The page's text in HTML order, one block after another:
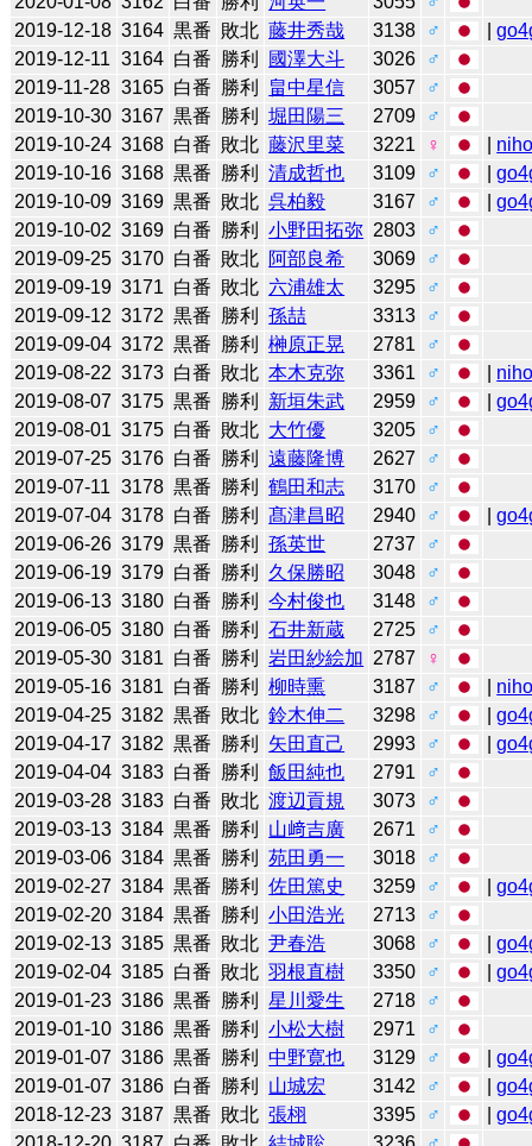
2019-12-18 3164 黒番 敗北 藤井秀哉 3138 ♂ |
2019-12-11 3164 白番 勝利 國澤大斗 3026
♂
2019-11-28 3165 白番 勝利 畠中星信 3057
♂
2019-10-30 3167 黒番 勝利 堀田陽三 2709
♂
2019-10-24 3168 白番 敗北 藤沢里菜 3221 ♀
2019-10-16 3168 黒番 勝利 清成哲也 3109 ♂ |
2019-10-09 3169 黒番 敗北 呉柏毅 3167 ♂ |
2019-10-02 3169 白番 勝利 小野田拓弥 2803
♂
2019-09-25 3170 白番 敗北 阿部良希 3069
♂
2019-09-19 3171 白番 敗北 六浦雄太 3295
♂
2019-09-12 3172 黒番 勝利 孫喆 3313
♂
2019-09-04 3172 黒番 勝利 榊原正晃 2781
♂
2019-08-22 3173 白番 敗北 本木克弥 3361 ♂
2019-08-07 3175 黒番 勝利 新垣朱武 2959 ♂ |
2019-08-01 3175 白番 敗北 大竹優 3205
♂
2019-07-25 3176 白番 勝利 遠藤隆博 2627
♂
2019-07-11 3178 黒番 勝利 鶴田和志 3170
♂
2019-07-04 3178 白番 勝利 髙津昌昭 2940 ♂ |
2019-06-26 3179 黒番 勝利 孫英世 2737
♂
2019-06-19 3179 白番 勝利 久保勝昭 3048
♂
2019-06-13 3180 白番 勝利 今村俊也 3148
♂
2019-06-05 3180 白番 勝利 石井新蔵 2725
♂
2019-05-30 3181 白番 勝利 岩田紗絵加 2787
♀
2019-05-16 3181 白番 勝利 柳時熏 3187 ♂
2019-04-25 3182 黒番 敗北 鈴木伸二 3298 ♂ |
2019-04-17 3182 黒番 勝利 矢田直己 2993 ♂ |
2019-04-04 3183 白番 勝利 飯田純也 2791
♂
2019-03-28 3183 白番 敗北 渡辺貢規 3073
♂
2019-03-13 3184 黒番 勝利 山﨑吉廣 2671
♂
2019-03-06 3184 黒番 勝利 苑田勇一 3018
♂
2019-02-27 3184 黒番 勝利 佐田篤史 3259 ♂ |
2019-02-20 3184 黒番 勝利 小田浩光 2713
♂
2019-02-13 3185 黒番 敗北 尹春浩 3068 ♂ |
2019-02-04 3185 白番 敗北 羽根直樹 3350 ♂ |
2019-01-23 3186 黒番 勝利 星川愛生 2718
♂
2019-01-10 3186 黒番 勝利 小松大樹 2971
♂
2019-01-07 3186 黒番 勝利 中野寛也 3129 ♂ |
2019-01-07 3186 白番 勝利 山城宏 3142 ♂ |
2018-12-23 3187 黒番 敗北 張栩 3395 ♂ |